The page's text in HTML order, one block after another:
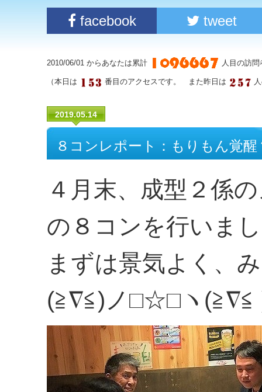
facebook tweet
2010/06/01 からあなたは累計 人目の訪
（本日は 番目のアクセスです。 また昨日は
2019.05.14
８コンレポート：もりもん覚醒
４月末、成型２係
の８コンを行いま
まずは景気よく、
(≧∇≦)ノ□☆□ヽ(≧∇≦